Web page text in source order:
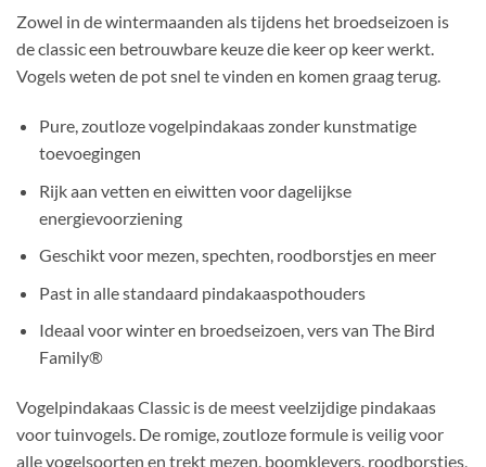
Zowel in de wintermaanden als tijdens het broedseizoen is
de classic een betrouwbare keuze die keer op keer werkt.
Vogels weten de pot snel te vinden en komen graag terug.
Pure, zoutloze vogelpindakaas zonder kunstmatige
toevoegingen
Rijk aan vetten en eiwitten voor dagelijkse
energievoorziening
Geschikt voor mezen, spechten, roodborstjes en meer
Past in alle standaard pindakaaspothouders
Ideaal voor winter en broedseizoen, vers van The Bird
Family®
Vogelpindakaas Classic is de meest veelzijdige pindakaas
voor tuinvogels. De romige, zoutloze formule is veilig voor
alle vogelsoorten en trekt mezen, boomklevers, roodborstjes,